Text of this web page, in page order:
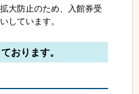
大防止のため、入館券受
しています。
おります。